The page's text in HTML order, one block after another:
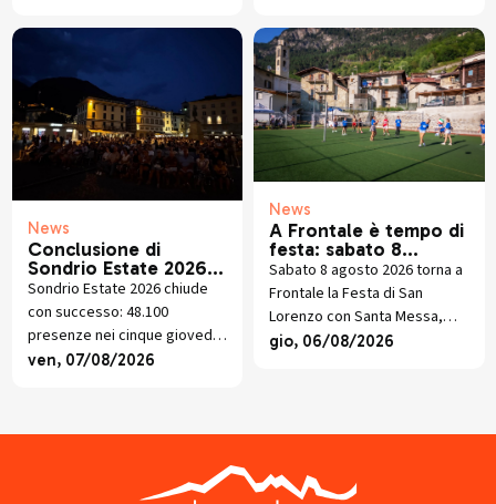
quartetto di sassofoni fino
d’Assisi.
News
Conclusione di
Sondrio Estate 2026:
Grandi esibizioni e
presenze in crescita
Sondrio Estate 2026 chiude
con successo: 48.100
presenze nei cinque giovedì
di luglio tra musica, visite
ven, 07/08/2026
News
A Frontale è tempo di
festa: sabato 8
agosto torna la
tradizionale festa
patronale di San
Lorenzo
Sabato 8 agosto 2026 torna a
Frontale la Festa di San
Lorenzo con Santa Messa,
torneo di pallavolo, cucina
gio, 06/08/2026